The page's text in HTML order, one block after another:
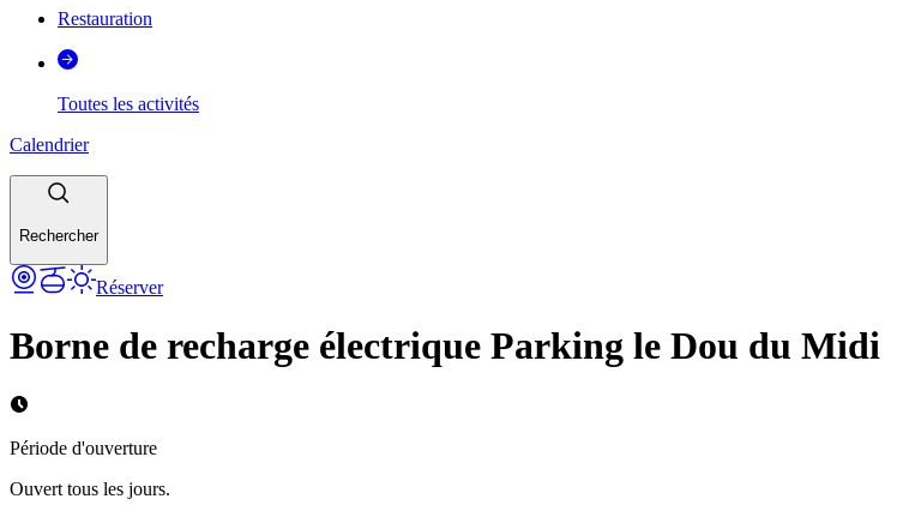
Restauration
Toutes les activités
Calendrier
Rechercher
Réserver
Borne de recharge électrique Parking le Dou du Midi
Période d'ouverture
Ouvert tous les jours.